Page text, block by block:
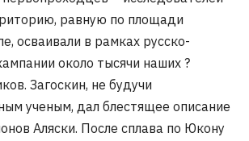
равную по площади
осваивали в рамках русско-
около тысячи наших ?
Загоскин, не будучи
ученым, дал блестящее описание
Аляски. После сплава по Юкону